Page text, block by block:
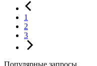
1
2
3
Популярные запросы